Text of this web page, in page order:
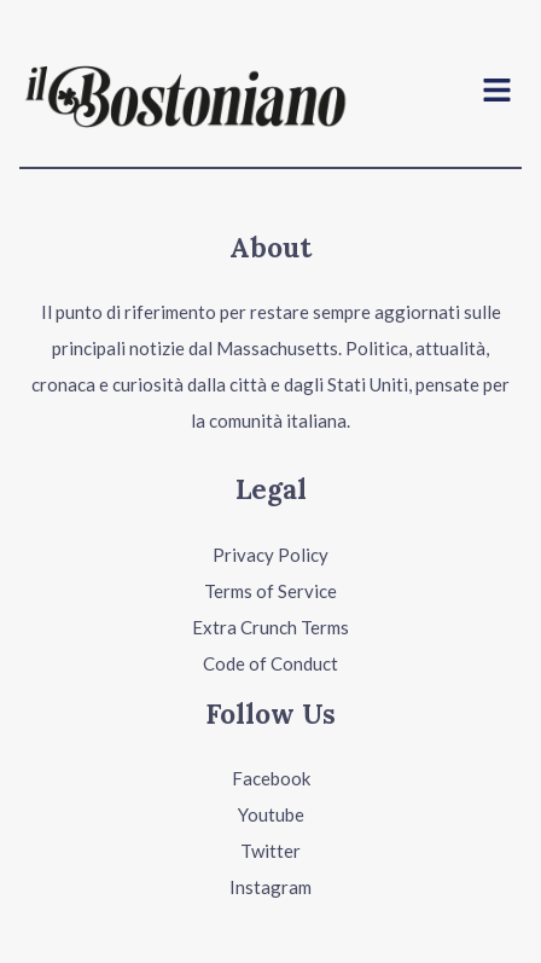
Menu
About
Il punto di riferimento per restare sempre aggiornati sulle
principali notizie dal Massachusetts. Politica, attualità,
cronaca e curiosità dalla città e dagli Stati Uniti, pensate per
la comunità italiana.
Legal
Privacy Policy
Terms of Service
Extra Crunch Terms
Code of Conduct
Follow Us
Facebook
Youtube
Twitter
Instagram